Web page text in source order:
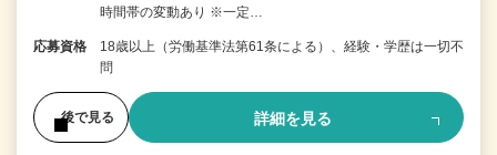
時間帯の変動あり ※一定…
応募資格
18歳以上（労働基準法第61条による）、経験・学歴は一切不
問
後で見る 詳細を見る